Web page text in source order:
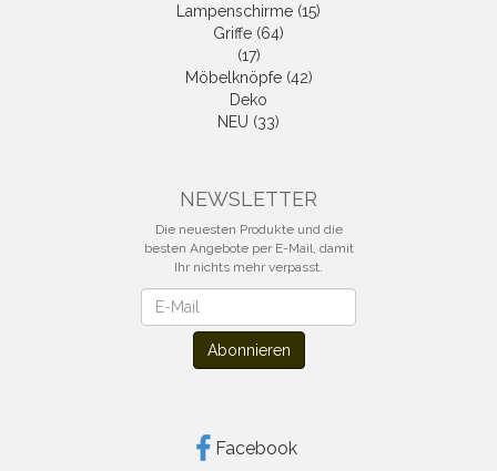
Lampenschirme (15)
Griffe (64)
(17)
Möbelknöpfe (42)
Deko
NEU (33)
NEWSLETTER
Die neuesten Produkte und die
besten Angebote per E-Mail, damit
Ihr nichts mehr verpasst.
Abonnieren
Facebook